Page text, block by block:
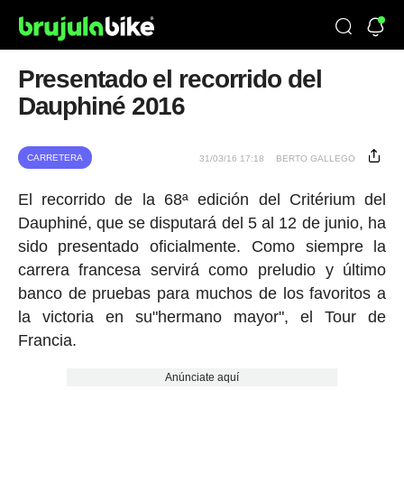
Presentado el recorrido del
Dauphiné 2016
CARRETERA 31/03/16 17:18 BERTO GALLEGO
El recorrido de la 68ª edición del Critérium del
Dauphiné, que se disputará del 5 al 12 de junio, ha
sido presentado oficialmente. Como siempre la
carrera francesa servirá como preludio y último
banco de pruebas para muchos de los favoritos a
la victoria en su"hermano mayor", el Tour de
Francia.
Anúnciate aquí